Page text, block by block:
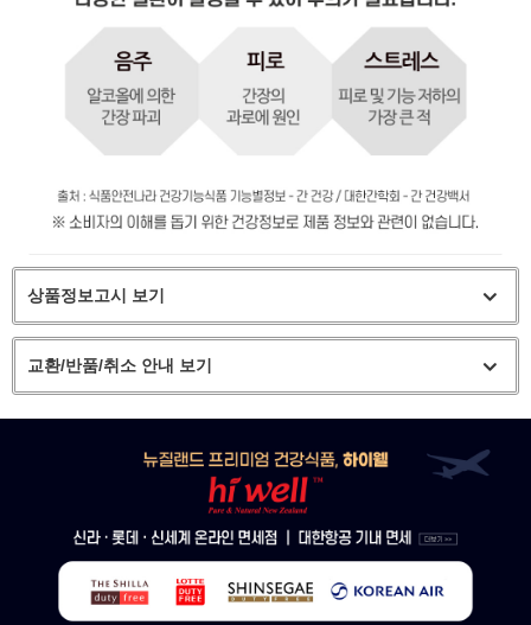
상품정보고시 보기
교환/반품/취소 안내 보기